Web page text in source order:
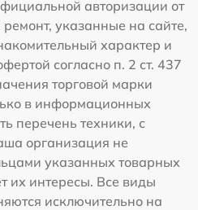
авторизации от
указанные на сайте,
характер и
согласно п. 2 ст. 437
торговой марки
в информационных
перечень техники, с
организация не
указанных товарных
их интересы. Все виды
исключительно на